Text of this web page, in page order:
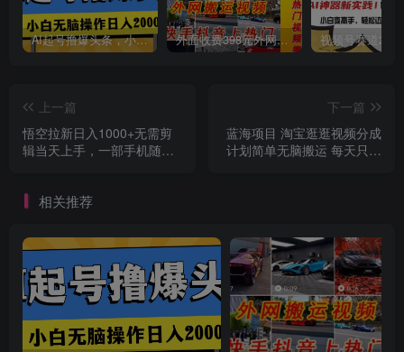
AI起号撸爆头条，小白也能操作，日入2000+ 外面收费398元外网超跑豪车汽车视频搬运至快手抖音上热门项目
上一篇
悟空拉新日入1000+无需剪
辑当天上手，一部手机随时
下一篇
蓝海项目 淘宝逛逛视频分成
计划简单无脑搬运 每天只要
相关推荐